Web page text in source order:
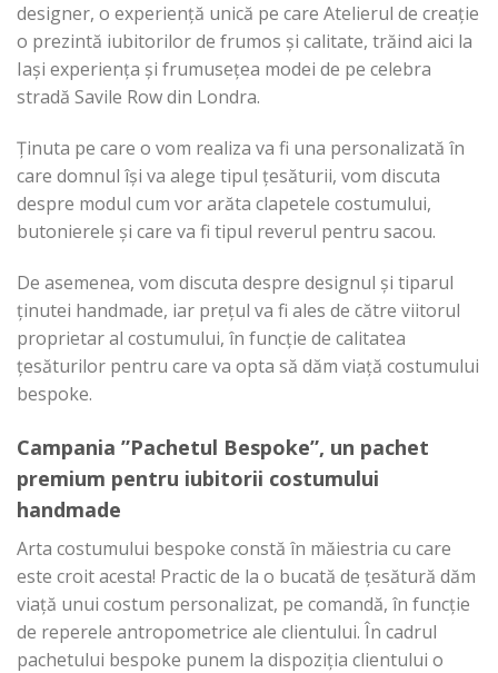
designer, o experiență unică pe care Atelierul de creație
o prezintă iubitorilor de frumos și calitate, trăind aici la
Iași experiența și frumusețea modei de pe celebra
stradă Savile Row din Londra.
Ținuta pe care o vom realiza va fi una personalizată în
care domnul își va alege tipul țesăturii, vom discuta
despre modul cum vor arăta clapetele costumului,
butonierele și care va fi tipul reverul pentru sacou.
De asemenea, vom discuta despre designul și tiparul
ținutei handmade, iar prețul va fi ales de către viitorul
proprietar al costumului, în funcție de calitatea
țesăturilor pentru care va opta să dăm viață costumului
bespoke.
Campania ”Pachetul Bespoke”, un pachet
premium pentru iubitorii costumului
handmade
Arta costumului bespoke constă în măiestria cu care
este croit acesta! Practic de la o bucată de țesătură dăm
viață unui costum personalizat, pe comandă, în funcție
de reperele antropometrice ale clientului. În cadrul
pachetului bespoke punem la dispoziția clientului o